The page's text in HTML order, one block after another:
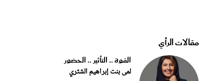
مقالات الرأي
القوة .. التأثير .. الحضور
لمى بنت إبراهيم الشثري